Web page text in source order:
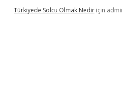
Türkiyede Solcu Olmak Nedir için